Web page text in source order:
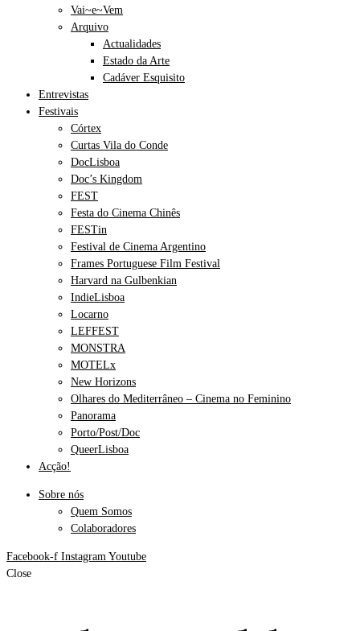
Vai~e~Vem
Arquivo
Actualidades
Estado da Arte
Cadáver Esquisito
Entrevistas
Festivais
Córtex
Curtas Vila do Conde
DocLisboa
Doc’s Kingdom
FEST
Festa do Cinema Chinês
FESTin
Festival de Cinema Argentino
Frames Portuguese Film Festival
Harvard na Gulbenkian
IndieLisboa
Locarno
LEFFEST
MONSTRA
MOTELx
New Horizons
Olhares do Mediterrâneo – Cinema no Feminino
Panorama
Porto/Post/Doc
QueerLisboa
Acção!
Sobre nós
Quem Somos
Colaboradores
Facebook-f Instagram Youtube
Close